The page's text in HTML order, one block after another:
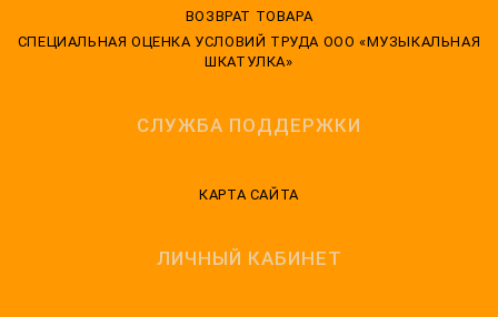
ВОЗВРАТ ТОВАРА
CПЕЦИАЛЬНАЯ ОЦЕНКА УСЛОВИЙ ТРУДА ООО «МУЗЫКАЛЬНАЯ
ШКАТУЛКА»
СЛУЖБА ПОДДЕРЖКИ
КАРТА САЙТА
ЛИЧНЫЙ КАБИНЕТ